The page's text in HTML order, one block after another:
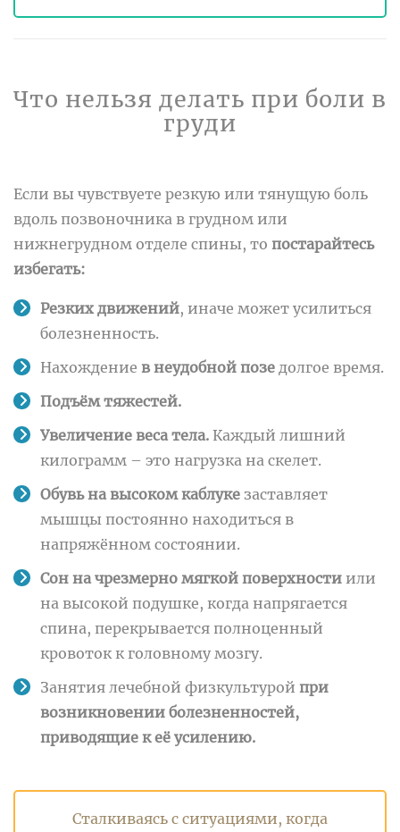
Что нельзя делать при боли в
груди
Если вы чувствуете резкую или тянущую боль
вдоль позвоночника в грудном или
нижнегрудном отделе спины, то постарайтесь
избегать:
Резких движений, иначе может усилиться
болезненность.
Нахождение в неудобной позе долгое время.
Подъём тяжестей.
Увеличение веса тела. Каждый лишний
килограмм – это нагрузка на скелет.
Обувь на высоком каблуке заставляет
мышцы постоянно находиться в
напряжённом состоянии.
Сон на чрезмерно мягкой поверхности или
на высокой подушке, когда напрягается
спина, перекрывается полноценный
кровоток к головному мозгу.
Занятия лечебной физкультурой при
возникновении болезненностей,
приводящие к её усилению.
Сталкиваясь с ситуациями, когда